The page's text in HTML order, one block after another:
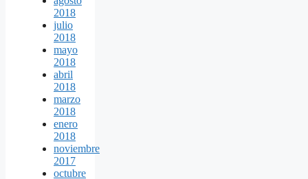
2018
julio
2018
mayo
2018
abril
2018
marzo
2018
enero
2018
noviembre
2017
octubre